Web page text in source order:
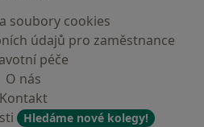
soubory cookies
údajů pro zaměstnance
péče
O nás
Kontakt
Hledáme nové kolegy!